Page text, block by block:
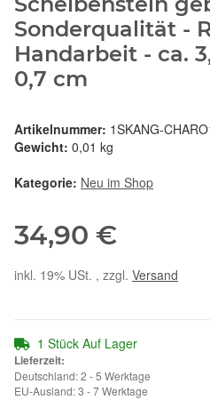
Sonderqualität -
Handarbeit - ca.
0,7 cm
Artikelnummer: 1SKANG-
Gewicht: 0,01 kg
Kategorie: Neu im Shop
34,90 €
inkl. 19% USt. , zzgl. Versand
1 Stück Auf Lager
Lieferzeit:
Deutschland: 2 - 5 Werktage
EU-Ausland: 3 - 7 Werktage